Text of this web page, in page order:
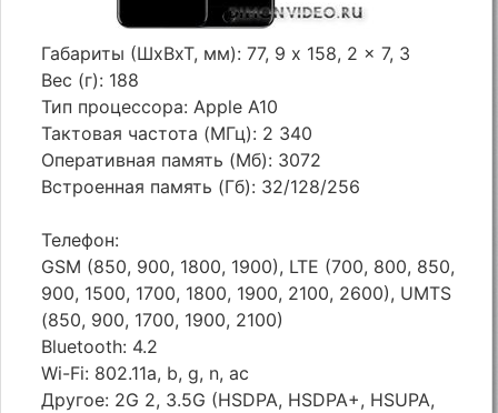
Габариты (ШхВхТ, мм): 77, 9 x 158, 2 x 7, 3
Вес (г): 188
Тип процессора: Apple A10
Тактовая частота (МГц): 2 340
Оперативная память (Мб): 3072
Встроенная память (Гб): 32/128/256
Телефон:
GSM (850, 900, 1800, 1900), LTE (700, 800, 850,
900, 1500, 1700, 1800, 1900, 2100, 2600), UMTS
(850, 900, 1700, 1900, 2100)
Bluetooth: 4.2
Wi-Fi: 802.11a, b, g, n, ac
Другое: 2G 2, 3.5G (HSDPA, HSDPA+, HSUPA,